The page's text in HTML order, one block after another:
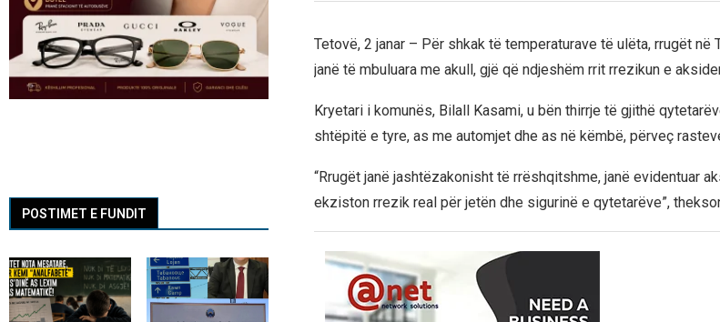
Tetovë, 2 janar – Për shkak të temperaturave të ulëta, rrugët në
janë të mbuluara me akull, gjë që ndjeshëm rrit rrezikun e
Kryetari i komunës, Bilall Kasami, u bën thirrje të gjithë
shtëpitë e tyre, as me automjet dhe as në këmbë, përveç
“Rrugët janë jashtëzakonisht të rrëshqitshme, janë evidentuar
ekziston rrezik real për jetën dhe sigurinë e qytetarëve”,
POSTIMET E FUNDIT